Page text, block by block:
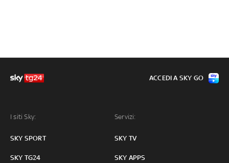
I siti Sky:
SKY SPORT
SKY TG24
Servizi:
SKY TV
SKY APPS
ACCEDI A SKY GO